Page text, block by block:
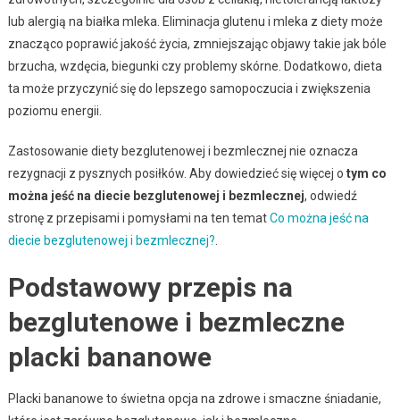
lub alergią na białka mleka. Eliminacja glutenu i mleka z diety może
znacząco poprawić jakość życia, zmniejszając objawy takie jak bóle
brzucha, wzdęcia, biegunki czy problemy skórne. Dodatkowo, dieta
ta może przyczynić się do lepszego samopoczucia i zwiększenia
poziomu energii.
Zastosowanie diety bezglutenowej i bezmlecznej nie oznacza
rezygnacji z pysznych posiłków. Aby dowiedzieć się więcej o tym co
można jeść na diecie bezglutenowej i bezmlecznej, odwiedź
stronę z przepisami i pomysłami na ten tematCo można jeść na
diecie bezglutenowej i bezmlecznej?.
Podstawowy przepis na
bezglutenowe i bezmleczne
placki bananowe
Placki bananowe to świetna opcja na zdrowe i smaczne śniadanie,